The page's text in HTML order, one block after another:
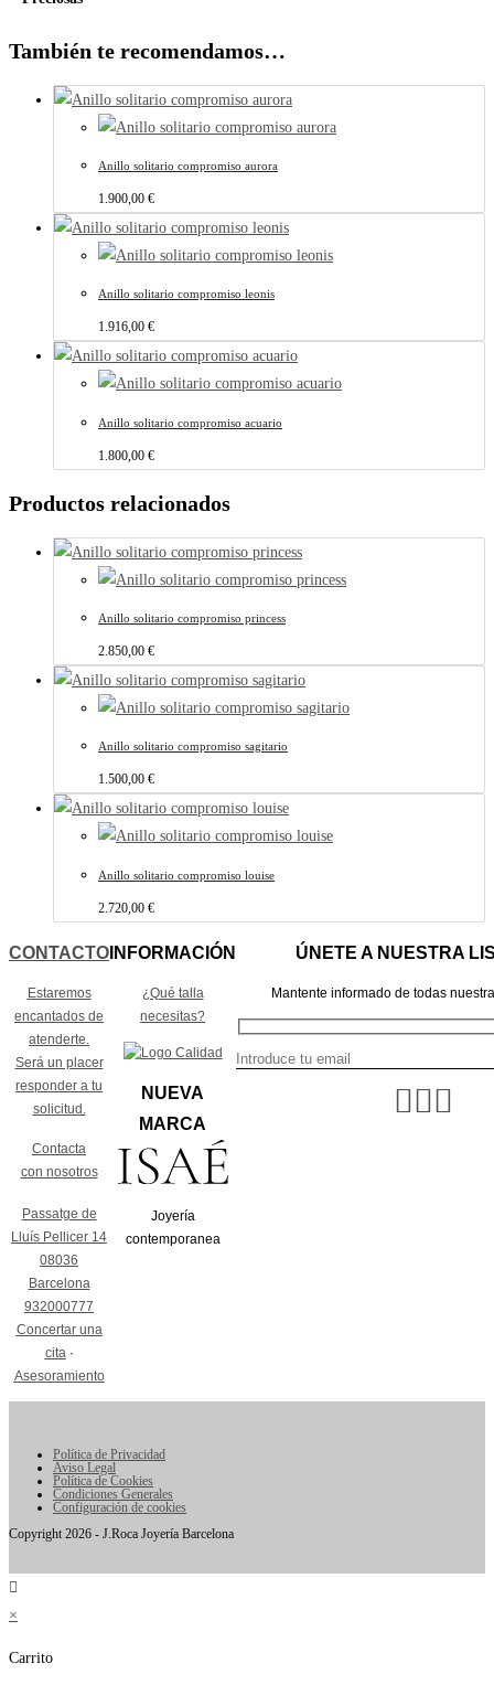
También te recomendamos…
Anillo solitario compromiso aurora
1.900,00 €
Anillo solitario compromiso leonis
1.916,00 €
Anillo solitario compromiso acuario
1.800,00 €
Productos relacionados
Anillo solitario compromiso princess
2.850,00 €
Anillo solitario compromiso sagitario
1.500,00 €
Anillo solitario compromiso louise
2.720,00 €
CONTACTO
Estaremos
encantados de
atenderte.
Será un placer
responder a tu
solicitud.
Contacta
con nosotros
Passatge de
Lluís Pellicer 14
08036
Barcelona
932000777
Concertar una
cita ·
Asesoramiento
INFORMACIÓN
¿Qué talla
necesitas?
NUEVA
MARCA
Joyería
contemporanea
ÚNETE A NUESTRA
Mantente informado de todas
Política de Privacidad
Aviso Legal
Política de Cookies
Condiciones Generales
Configuración de cookies
Copyright 2026 - J.Roca Joyería Barcelona
×
Carrito